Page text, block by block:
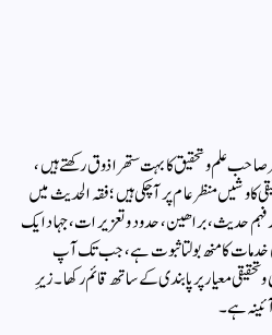
علم و تحقیق کا بہت ستھرا ذوق رکھتے ہیں،
منظر عام پر آ چکی ہیں ؛ فقہ الحدیث میں
فہم حدیث، براھین، حدود و تعزیرات، جہاد ایک
خدمات کا منھ بولتا ثبوت ہے، جب تک آپ
تحقیقی معیار پر پابندی کے ساتھ قائم رکھا۔زیرِ
ہے۔